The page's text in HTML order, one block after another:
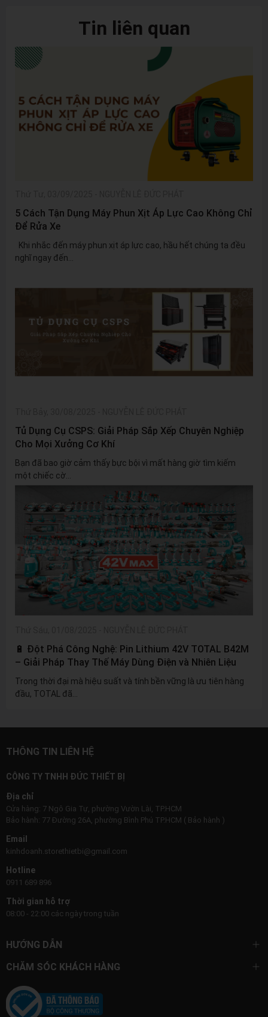
Tin liên quan
5 Cách Tận Dụng Máy Phun Xịt Áp Lực Cao Không Chỉ
Để Rửa Xe
Khi nhắc đến máy phun xịt áp lực cao, hầu hết chúng ta đều
nghĩ ngay đến...
Tủ Dụng Cụ CSPS: Giải Pháp Sắp Xếp Chuyên Nghiệp
Cho Mọi Xưởng Cơ Khí
Bạn đã bao giờ cảm thấy bực bội vì mất hàng giờ tìm kiếm
một chiếc cờ...
🔋 Đột Phá Công Nghệ: Pin Lithium 42V TOTAL B42M
– Giải Pháp Thay Thế Máy Dùng Điện và Nhiên Liệu
Trong thời đại mà hiệu suất và tính bền vững là ưu tiên hàng
đầu, TOTAL đã...
THÔNG TIN LIÊN HỆ
CÔNG TY TNHH ĐỨC THIẾT BỊ
Địa chỉ
Cửa hàng: 7 Ngô Gia Tự, phường Vườn Lài, TP.HCM
Bảo hành: 77 Đường 26A, phường Bình Phú TP.HCM ( Bảo hành )
Email
kinhdoanh.storethietbi@gmail.com
Hotline
0911 689 896
Thời gian hỗ trợ
08:00 - 22:00 các ngày trong tuần
HƯỚNG DẪN
CHĂM SÓC KHÁCH HÀNG